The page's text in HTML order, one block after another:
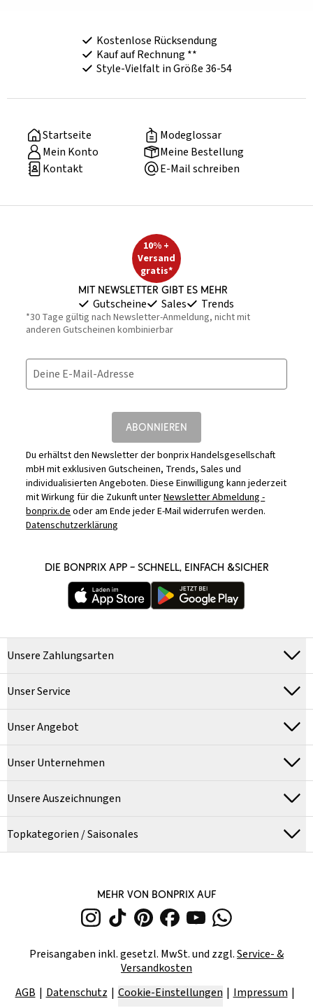
Kostenlose Rücksendung
Kauf auf Rechnung **
Style-Vielfalt in Größe 36-54
Startseite
Modeglossar
Mein Konto
Meine Bestellung
Kontakt
E-Mail schreiben
10% +
Versand
gratis*
Mit Newsletter gibt es mehr
Gutscheine Sales Trends
*30 Tage gültig nach Newsletter-Anmeldung, nicht mit
anderen Gutscheinen kombinierbar
Deine E-Mail-Adresse
ABONNIEREN
Du erhältst den Newsletter der bonprix Handelsgesellschaft
mbH mit exklusiven Gutscheinen, Trends, Sales und
individualisierten Angeboten. Diese Einwilligung kann jederzeit
mit Wirkung für die Zukunft unterNewsletter Abmeldung -
bonprix.deoder am Ende jeder E-Mail widerrufen werden.
Datenschutzerklärung
DIE BONPRIX APP – SCHNELL, EINFACH &SICHER
Unsere Zahlungsarten
Unser Service
Unser Angebot
Unser Unternehmen
Unsere Auszeichnungen
Topkategorien / Saisonales
MEHR VON BONPRIX AUF
Preisangaben inkl. gesetzl. MwSt. und zzgl.Service- &
Versandkosten
AGB
Datenschutz Cookie-Einstellungen
Impressum